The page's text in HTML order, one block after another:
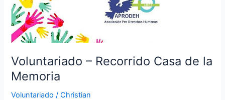
Voluntariado – Recorrido Casa de la
Memoria
Voluntariado /Christian
Memoria